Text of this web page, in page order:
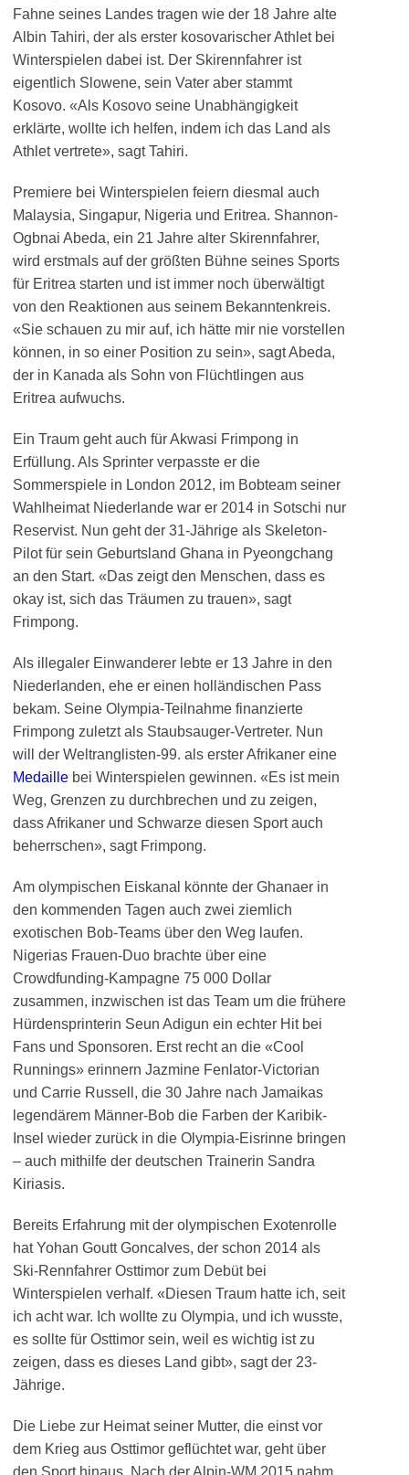
Fahne seines Landes tragen wie der 18 Jahre alte
Albin Tahiri, der als erster kosovarischer Athlet bei
Winterspielen dabei ist. Der Skirennfahrer ist
eigentlich Slowene, sein Vater aber stammt
Kosovo. «Als Kosovo seine Unabhängigkeit
erklärte, wollte ich helfen, indem ich das Land als
Athlet vertrete», sagt Tahiri.
Premiere bei Winterspielen feiern diesmal auch
Malaysia, Singapur, Nigeria und Eritrea. Shannon-
Ogbnai Abeda, ein 21 Jahre alter Skirennfahrer,
wird erstmals auf der größten Bühne seines Sports
für Eritrea starten und ist immer noch überwältigt
von den Reaktionen aus seinem Bekanntenkreis.
«Sie schauen zu mir auf, ich hätte mir nie vorstellen
können, in so einer Position zu sein», sagt Abeda,
der in Kanada als Sohn von Flüchtlingen aus
Eritrea aufwuchs.
Ein Traum geht auch für Akwasi Frimpong in
Erfüllung. Als Sprinter verpasste er die
Sommerspiele in London 2012, im Bobteam seiner
Wahlheimat Niederlande war er 2014 in Sotschi nur
Reservist. Nun geht der 31-Jährige als Skeleton-
Pilot für sein Geburtsland Ghana in Pyeongchang
an den Start. «Das zeigt den Menschen, dass es
okay ist, sich das Träumen zu trauen», sagt
Frimpong.
Als illegaler Einwanderer lebte er 13 Jahre in den
Niederlanden, ehe er einen holländischen Pass
bekam. Seine Olympia-Teilnahme finanzierte
Frimpong zuletzt als Staubsauger-Vertreter. Nun
will der Weltranglisten-99. als erster Afrikaner eine
Medaille bei Winterspielen gewinnen. «Es ist mein
Weg, Grenzen zu durchbrechen und zu zeigen,
dass Afrikaner und Schwarze diesen Sport auch
beherrschen», sagt Frimpong.
Am olympischen Eiskanal könnte der Ghanaer in
den kommenden Tagen auch zwei ziemlich
exotischen Bob-Teams über den Weg laufen.
Nigerias Frauen-Duo brachte über eine
Crowdfunding-Kampagne 75 000 Dollar
zusammen, inzwischen ist das Team um die frühere
Hürdensprinterin Seun Adigun ein echter Hit bei
Fans und Sponsoren. Erst recht an die «Cool
Runnings» erinnern Jazmine Fenlator-Victorian
und Carrie Russell, die 30 Jahre nach Jamaikas
legendärem Männer-Bob die Farben der Karibik-
Insel wieder zurück in die Olympia-Eisrinne bringen
– auch mithilfe der deutschen Trainerin Sandra
Kiriasis.
Bereits Erfahrung mit der olympischen Exotenrolle
hat Yohan Goutt Goncalves, der schon 2014 als
Ski-Rennfahrer Osttimor zum Debüt bei
Winterspielen verhalf. «Diesen Traum hatte ich, seit
ich acht war. Ich wollte zu Olympia, und ich wusste,
es sollte für Osttimor sein, weil es wichtig ist zu
zeigen, dass es dieses Land gibt», sagt der 23-
Jährige.
Die Liebe zur Heimat seiner Mutter, die einst vor
dem Krieg aus Osttimor geflüchtet war, geht über
den Sport hinaus. Nach der Alpin-WM 2015 nahm